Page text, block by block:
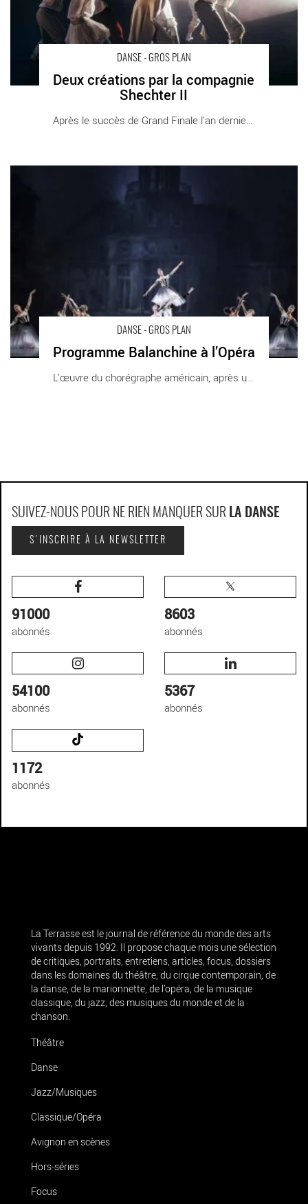
DANSE - GROS PLAN
Deux créations par la compagnie
Shechter II
Après le succès de Grand Finale l’an dernier, [...]
DANSE - GROS PLAN
Programme Balanchine à l’Opéra
L’œuvre du chorégraphe américain, après une [...]
SUIVEZ-NOUS POUR NE RIEN MANQUER SUR LA DANSE
S'INSCRIRE À LA NEWSLETTER
91000
abonnés
8603
abonnés
54100
abonnés
5367
abonnés
1172
abonnés
La Terrasse est le journal de référence du monde des arts
vivants depuis 1992. Il propose chaque mois une sélection
de critiques, portraits, entretiens, articles, focus, dossiers
dans les domaines du théâtre, du cirque contemporain, de
la danse, de la marionnette, de l’opéra, de la musique
classique, du jazz, des musiques du monde et de la
chanson.
Théâtre
Danse
Jazz/Musiques
Classique/Opéra
Avignon en scènes
Hors-séries
Focus